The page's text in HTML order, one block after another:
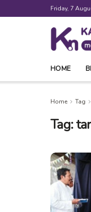
Friday, 7
HOME
Home Tag
Tag: